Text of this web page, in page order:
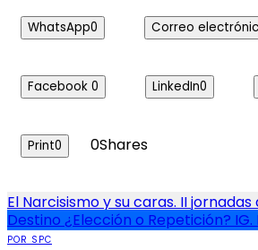
WhatsApp0 Correo
Facebook 0 LinkedIn0
Print0 0Shares
Navegación
de
El Narcisismo y su caras. II jornadas
Destino ¿Elección o Repetición? IG.
POR SPC